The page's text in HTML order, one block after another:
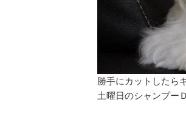
勝手にカットしたら
土曜日のシャンプー